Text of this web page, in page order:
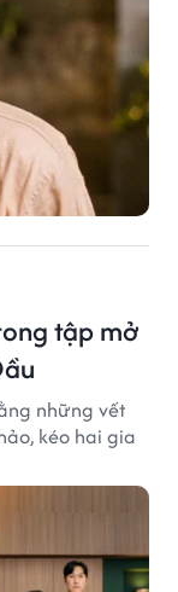
tập mở
những vết
kéo hai gia